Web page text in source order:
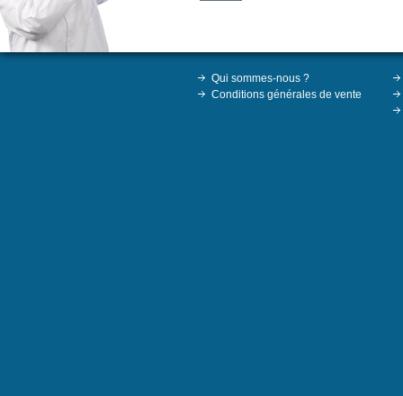
Qui sommes-nous ?
Conditions générales de vente